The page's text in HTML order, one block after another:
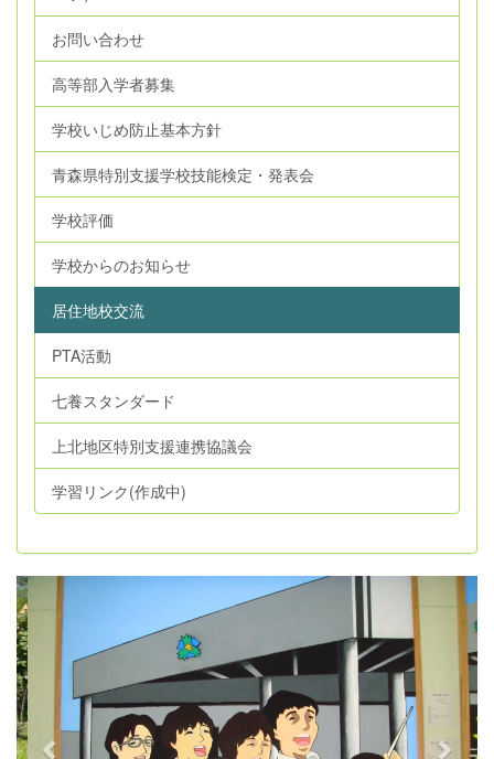
お問い合わせ
高等部入学者募集
学校いじめ防止基本方針
青森県特別支援学校技能検定・発表会
学校評価
学校からのお知らせ
居住地校交流
PTA活動
七養スタンダード
上北地区特別支援連携協議会
学習リンク(作成中)
p
e
v
o